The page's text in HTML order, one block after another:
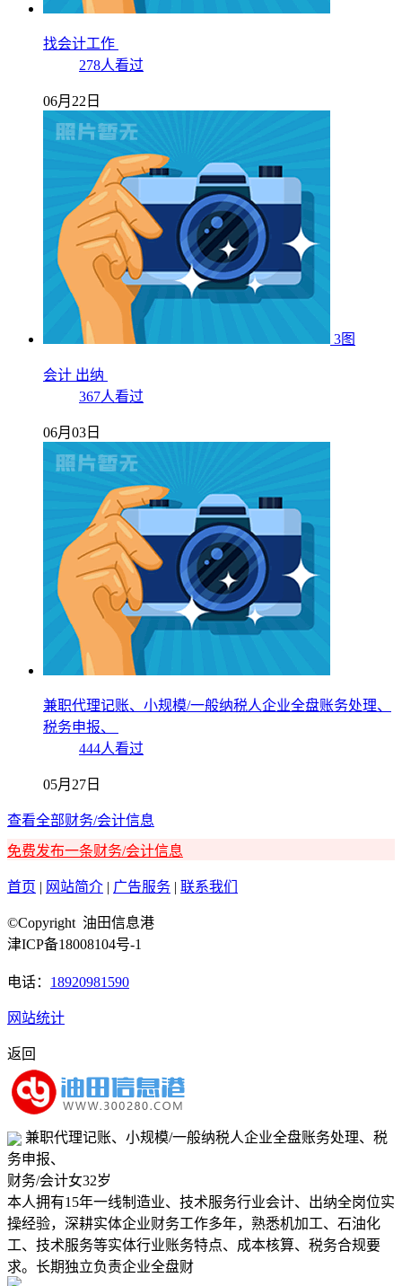
找会计工作
278人看过
06月22日
3图
会计 出纳
367人看过
06月03日
兼职代理记账、小规模/一般纳税人企业全盘账务处理、
税务申报、
444人看过
05月27日
查看全部财务/会计信息
免费发布一条财务/会计信息
首页 | 网站简介 | 广告服务 | 联系我们
©Copyright 油田信息港
津ICP备18008104号-1
电话： 18920981590
网站统计
返回
兼职代理记账、小规模/一般纳税人企业全盘账务处理、税
务申报、
财务/会计女32岁
本人拥有15年一线制造业、技术服务行业会计、出纳全岗位实
操经验，深耕实体企业财务工作多年，熟悉机加工、石油化
工、技术服务等实体行业账务特点、成本核算、税务合规要
求。长期独立负责企业全盘财